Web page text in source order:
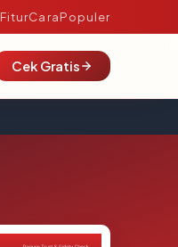
FiturCaraPopuler
Cek Gratis